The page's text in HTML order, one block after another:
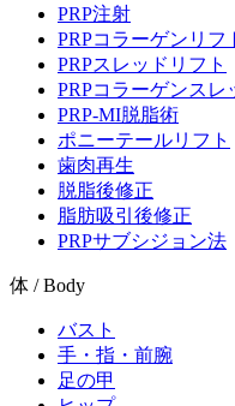
PRP注射
PRPコラーゲンリフ
PRPスレッドリフト
PRPコラーゲンスレ
PRP-MI脱脂術
ポニーテールリフト
歯肉再生
脱脂後修正
脂肪吸引後修正
PRPサブシジョン法
体 / Body
バスト
手・指・前腕
足の甲